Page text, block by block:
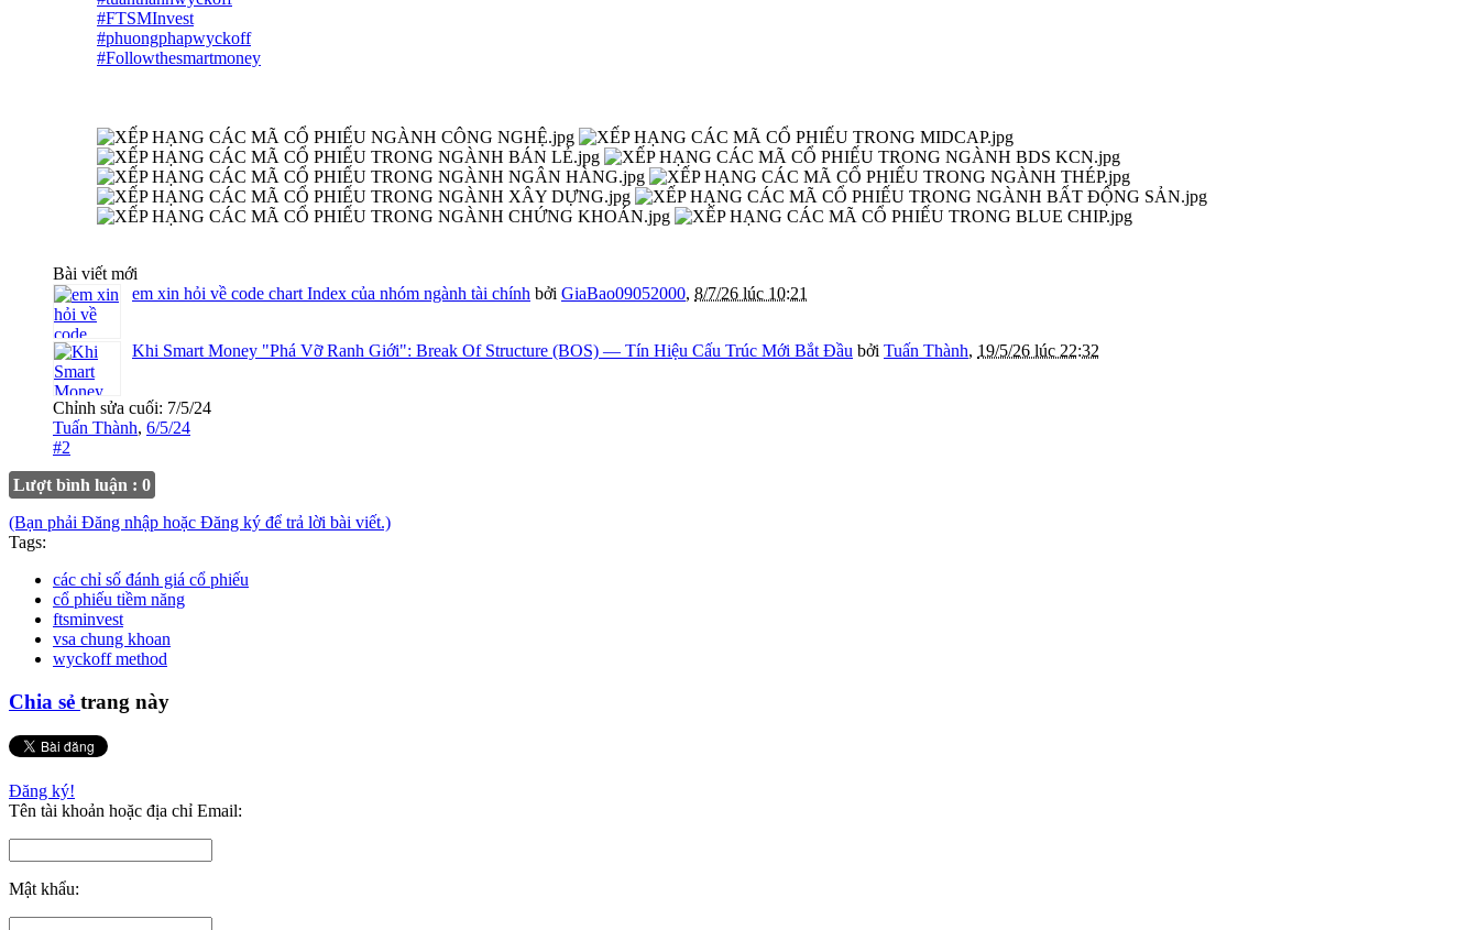
#FTSMInvest
#phuongphapwyckoff
#Followthesmartmoney
Bài viết mới
em xin hỏi về code chart Index của nhóm ngành tài chính bởi GiaBao09052000, 8/7/26 lúc 10:21
Khi Smart Money "Phá Vỡ Ranh Giới": Break Of Structure (BOS) — Tín Hiệu Cấu Trúc Mới Bắt Đầu bởi Tuấn Thành, 19/5/26 lúc 22:32
Chỉnh sửa cuối: 7/5/24
Tuấn Thành, 6/5/24
#2
Lượt bình luận : 0
(Bạn phải Đăng nhập hoặc Đăng ký để trả lời bài viết.)
Tags:
các chỉ số đánh giá cổ phiếu
cổ phiếu tiềm năng
ftsminvest
vsa chung khoan
wyckoff method
Chia sẻ trang này
Đăng ký!
Tên tài khoản hoặc địa chỉ Email:
Mật khẩu: